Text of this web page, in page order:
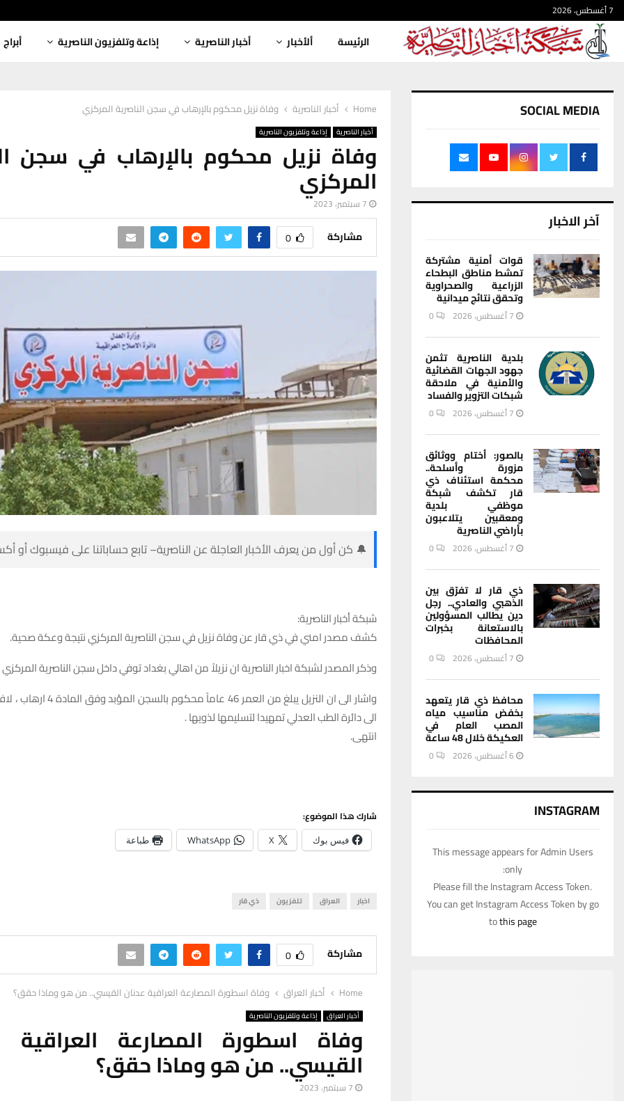
7 أغسطس، 2026
الرئيسة ألأخبار أخبار الناصرية إذاعة وتلفزيون الناصرية أبراج
Home أخبار الناصرية وفاة نزيل محكوم بالإرهاب في سجن الناصرية المركزي
أخبار الناصرية إذاعة وتلفزيون الناصرية
وفاة نزيل محكوم بالإرهاب في سجن
المركزي
7 سبتمبر، 2023
مشاركة 0
🔔 كن أول من يعرف الأخبار العاجلة عن الناصرية– تابع حساباتنا على فيسبوك أو
شبكة أخبار الناصرية:
كشف مصدر امني في ذي قار عن وفاة نزيل في سجن الناصرية المركزي نتيجة وعكة صحية.
وذكر المصدر لشبكة اخبار الناصرية ان نزيلاً من اهالي بغداد توفي داخل سجن الناصرية
واشار الى ان النزيل يبلغ من العمر 46
الى دائرة الطب العدلي تمهيدا لتسليمها لذويها .
انتهى.
شارك هذا الموضوع:
فيس بوك X
WhatsApp طباعة
اخبار العراق تلفزيون ذي قار
مشاركة 0
Home أخبار العراق وفاة اسطورة المصارعة العراقية عدنان القيسي.. من هو وماذا حقق؟
أخبار العراق إذاعة وتلفزيون الناصرية
وفاة اسطورة المصارعة العراقية
القيسي.. من هو وماذا حقق؟
7 سبتمبر، 2023
SOCIAL MEDIA
آخر الاخبار
قوات أمنية مشتركة
تمشط مناطق البطحاء
الزراعية والصحراوية
وتحقق نتائج ميدانية
7 أغسطس، 2026 0
بلدية الناصرية تثمن
جهود الجهات القضائية
والأمنية في ملاحقة
شبكات التزوير والفساد
7 أغسطس، 2026 0
بالصور: أختام ووثائق
مزورة وأسلحة..
محكمة استئناف ذي
قار تكشف شبكة
موظفي بلدية
ومعقبين يتلاعبون
بأراضي الناصرية
7 أغسطس، 2026 0
ذي قار لا تفرّق بين
الذهبي والعادي.. رجل
دين يطالب المسؤولين
بالاستعانة بخبرات
المحافظات
7 أغسطس، 2026 0
محافظ ذي قار يتعهد
بخفض مناسيب مياه
المصب العام في
العكيكة خلال 48 ساعة
6 أغسطس، 2026 0
INSTAGRAM
This message appears for Admin Users
only:
Please fill the Instagram Access Token.
You can get Instagram Access Token by go
tothis page